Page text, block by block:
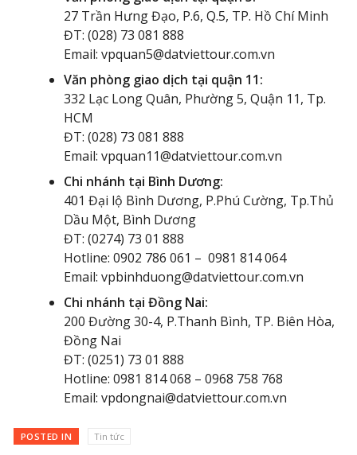
27 Trần Hưng Đạo, P.6, Q.5, TP. Hồ Chí Minh
ĐT: (028) 73 081 888
Email: vpquan5@datviettour.com.vn
Văn phòng giao dịch tại quận 11:
332 Lạc Long Quân, Phường 5, Quận 11, Tp.
HCM
ĐT: (028) 73 081 888
Email: vpquan11@datviettour.com.vn
Chi nhánh tại Bình Dương:
401 Đại lộ Bình Dương, P.Phú Cường, Tp.Thủ
Dầu Một, Bình Dương
ĐT: (0274) 73 01 888
Hotline: 0902 786 061 – 0981 814 064
Email: vpbinhduong@datviettour.com.vn
Chi nhánh tại Đồng Nai:
200 Đường 30-4, P.Thanh Bình, TP. Biên Hòa,
Đồng Nai
ĐT: (0251) 73 01 888
Hotline: 0981 814 068 – 0968 758 768
Email: vpdongnai@datviettour.com.vn
POSTED IN Tin tức